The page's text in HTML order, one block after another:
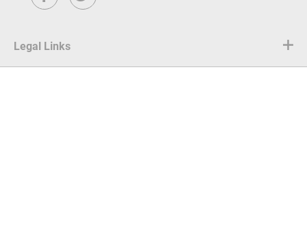
FacebookTwitter
Legal Links